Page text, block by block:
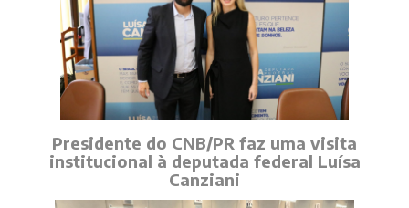
Presidente do CNB/PR faz uma visita
institucional à deputada federal Luísa
Canziani